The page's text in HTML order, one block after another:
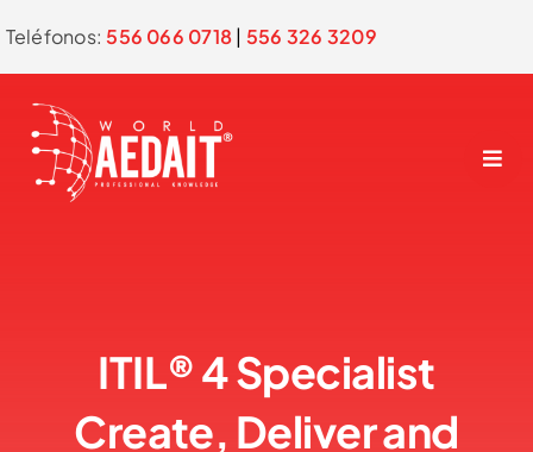
to
Teléfonos:556 066 0718| 556 326 3209
ITIL® 4 Specialist
Create, Deliver and